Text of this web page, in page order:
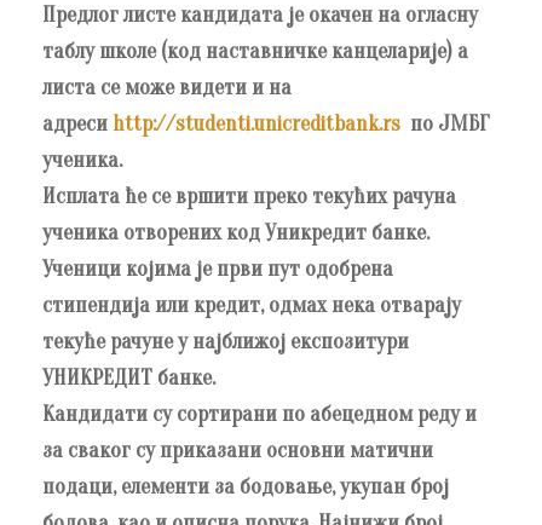
Предлог листе кандидата је окачен на огласну
таблу школе (код наставничке канцеларије) а
листа се може видети и на
адреси http://studenti.unicreditbank.rs по ЈМБГ
ученика.
Исплата ће се вршити преко текућих рачуна
ученика отворених код Уникредит банке.
Ученици којима је први пут одобрена
стипендија или кредит, одмах нека отварају
текуће рачуне у најближој експозитури
УНИКРЕДИТ банке.
Кандидати су сортирани по абецедном реду и
за сваког су приказани основни матични
подаци, елементи за бодовање, укупан број